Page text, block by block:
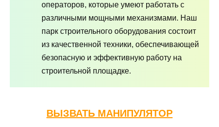
операторов, которые умеют работать с
различными мощными механизмами. Наш
парк строительного оборудования состоит
из качественной техники, обеспечивающей
безопасную и эффективную работу на
строительной площадке.
ВЫЗВАТЬ МАНИПУЛЯТОР